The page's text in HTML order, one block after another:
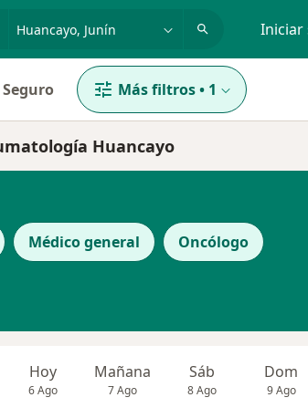
Iniciar
Seguro Más filtros• 1
Huancayo
Médico general Oncólogo
Hoy
6 Ago
Mañana
7 Ago
Sáb
8 Ago
Dom
9 Ago